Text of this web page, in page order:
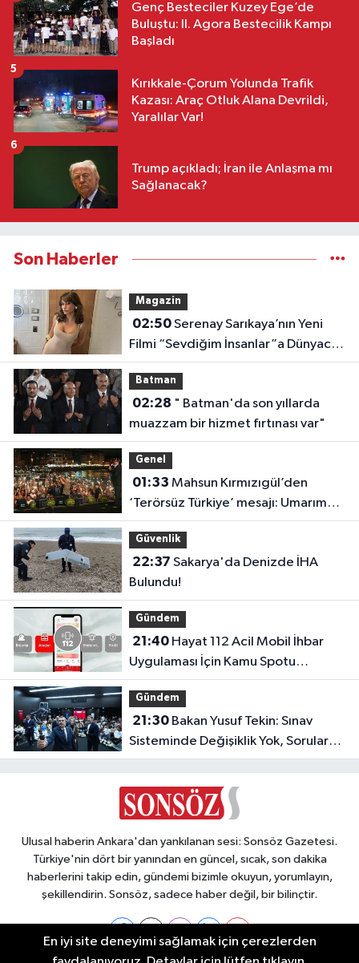
Genç Besteciler Kuzey Ege’de
Buluştu: II. Agora Bestecilik Kampı
Başladı
Kırıkkale-Çorum Yolunda Trafik
Kazası: Araç Otluk Alana Devrildi,
Yaralılar Var!
5
Trump açıkladı; İran ile Anlaşma mı
Sağlanacak?
6
Son Haberler
Magazin
02:50Serenay Sarıkaya’nın Yeni
Filmi “Sevdiğim İnsanlar”a Dünyaca
Ünlü Oyuncu
Batman
02:28
muazzam bir hizmet fırtınası var"
Genel
01:33
‘Terörsüz Türkiye’ mesajı: Umarım
barış kalıcı olur
Güvenlik
22:37
Bulundu!
Gündem
21:40Hayat 112 Acil Mobil İhbar
Uygulaması İçin Kamu Spotu
Yayında!
Gündem
21:30Bakan Yusuf Tekin: Sınav
Sisteminde Değişiklik Yok, Sorular
Yeni Müfredata Uygun Olacak
Ulusal haberin Ankara'dan yankılanan sesi: Sonsöz Gazetesi.
Türkiye'nin dört bir yanından en güncel, sıcak, son dakika
haberlerini takip edin, gündemi bizimle okuyun, yorumlayın,
şekillendirin. Sonsöz, sadece haber değil, bir bilinçtir.
En iyi site deneyimi sağlamak için çerezlerden